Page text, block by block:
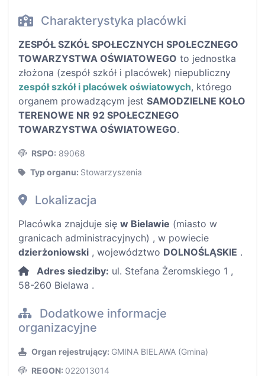
Charakterystyka placówki
ZESPÓŁ SZKÓŁ SPOŁECZNYCH SPOŁECZNEGO
TOWARZYSTWA OŚWIATOWEGO to jednostka
złożona (zespół szkół i placówek) niepubliczny
zespół szkół i placówek oświatowych, którego
organem prowadzącym jest SAMODZIELNE KOŁO
TERENOWE NR 92 SPOŁECZNEGO
TOWARZYSTWA OŚWIATOWEGO.
RSPO: 89068
Typ organu: Stowarzyszenia
Lokalizacja
Placówka znajduje się w Bielawie (miasto w
granicach administracyjnych) , w powiecie
dzierżoniowski , województwo DOLNOŚLĄSKIE .
Adres siedziby: ul. Stefana Żeromskiego 1 ,
58-260 Bielawa .
Dodatkowe informacje
organizacyjne
Organ rejestrujący: GMINA BIELAWA (Gmina)
REGON: 022013014